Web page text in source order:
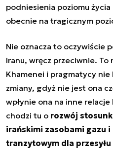
podniesienia poziomu
obecnie na tragicznym
Nie oznacza to oczywiście
Iranu, wręcz przeciwnie. To
Khamenei i pragmatycy
zmiany, gdyż nie jest ona
wpłynie ona na inne
chodzi tu o rozwój
irańskimi zasobami gazu
tranzytowym dla przesyłu